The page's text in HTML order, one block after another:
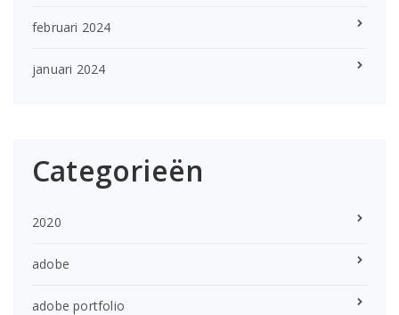
februari 2024
januari 2024
Categorieën
2020
adobe
adobe portfolio